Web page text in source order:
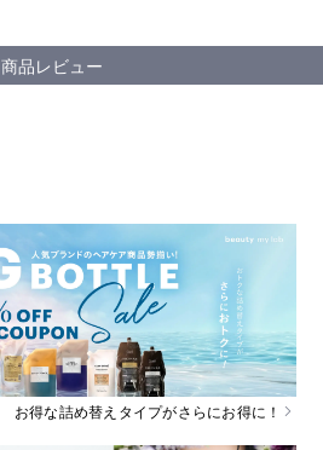
商品レビュー
お得な詰め替えタイプがさらにお得に！